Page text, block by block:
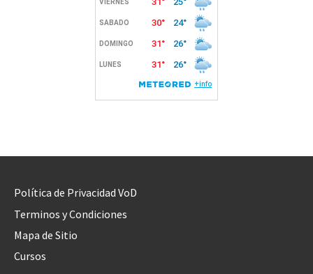
Política de Privacidad VoD
Terminos y Condiciones
Mapa de Sitio
Cursos